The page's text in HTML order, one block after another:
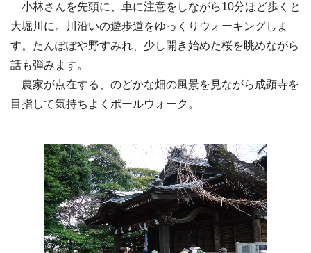
小林さんを先頭に、車に注意をしながら10分ほど歩くと
大堀川に。川沿いの遊歩道をゆっくりウォーキングしま
す。たんぽぽや野すみれ、少し開き始めた桜を眺めながら
話も弾みます。
農家が点在する、のどかな畑の風景を見ながら成顕寺を
目指して気持ちよくポールウォーク。